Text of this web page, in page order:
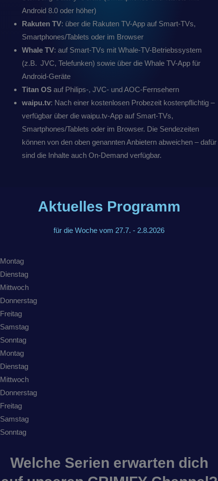
Android 8.0 oder höher)
Rakuten TV: über die Rakuten TV-App auf Smart-TVs,
Smartphones/Tablets oder im Browser
Whale TV: auf Smart-TVs mit Whale-TV-Betriebssystem
(z.B. JVC, Telefunken) sowie über die Whale TV-App für
Android-Geräte
Titan OS auf Philips-, JVC- und AOC-Fernsehern
waipu.tv: Nach einer kostenlosen Probezeit kostenpflichtig –
verfügbar über die waipu.tv-App auf Smart-TVs,
Smartphones/Tablets oder im Browser. Die Sendezeiten
können von den oben genannten Anbietern abweichen – dafür
sind die Inhalte auch On-Demand verfügbar.
Aktuelles Programm
für die Woche vom 27.7. - 2.8.2026
Montag
Dienstag
Mittwoch
Donnerstag
Freitag
Samstag
Sonntag
Montag
Dienstag
Mittwoch
Donnerstag
Freitag
Samstag
Sonntag
Welche Serien erwarten dich